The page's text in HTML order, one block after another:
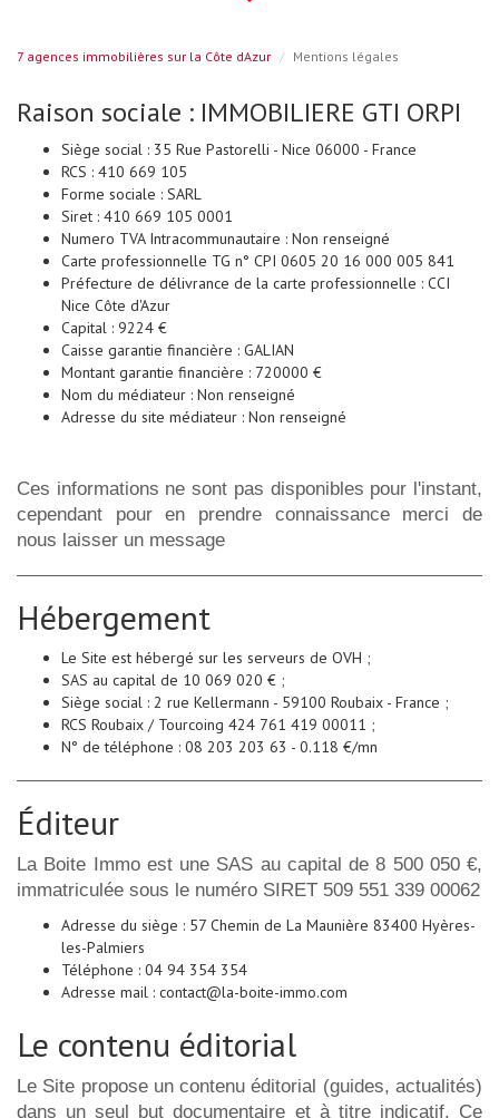
7 agences immobilières sur la Côte dAzur Mentions légales
Raison sociale : IMMOBILIERE GTI ORPI
Siège social : 35 Rue Pastorelli - Nice 06000 - France
RCS : 410 669 105
Forme sociale : SARL
Siret : 410 669 105 0001
Numero TVA Intracommunautaire : Non renseigné
Carte professionnelle TG n° CPI 0605 20 16 000 005 841
Préfecture de délivrance de la carte professionnelle : CCI
Nice Côte d'Azur
Capital : 9224 €
Caisse garantie financière : GALIAN
Montant garantie financière : 720000 €
Nom du médiateur : Non renseigné
Adresse du site médiateur : Non renseigné
Ces informations ne sont pas disponibles pour l'instant,
cependant pour en prendre connaissance merci de
nous laisser un message
Hébergement
Le Site est hébergé sur les serveurs de OVH ;
SAS au capital de 10 069 020 € ;
Siège social : 2 rue Kellermann - 59100 Roubaix - France ;
RCS Roubaix / Tourcoing 424 761 419 00011 ;
N° de téléphone : 08 203 203 63 - 0.118 €/mn
Éditeur
La Boite Immo est une SAS au capital de 8 500 050 €,
immatriculée sous le numéro SIRET 509 551 339 00062
Adresse du siège : 57 Chemin de La Maunière 83400 Hyères-
les-Palmiers
Téléphone : 04 94 354 354
Adresse mail : contact@la-boite-immo.com
Le contenu éditorial
Le Site propose un contenu éditorial (guides, actualités)
dans un seul but documentaire et à titre indicatif. Ce